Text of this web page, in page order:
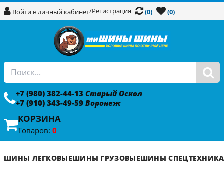
Войти в личный кабинет/Регистрация (0) (0)
+7 (980) 382-44-13 Старый Оскол
+7 (910) 343-49-59 Воронеж
КОРЗИНА
Товаров: 0
ШИНЫ ЛЕГКОВЫЕШИНЫ ГРУЗОВЫЕШИНЫ СПЕЦТЕХНИКА